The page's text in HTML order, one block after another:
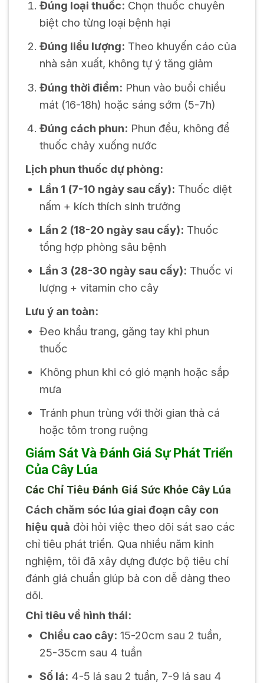
Đúng loại thuốc: Chọn thuốc chuyên
biệt cho từng loại bệnh hại
Đúng liều lượng: Theo khuyến cáo của
nhà sản xuất, không tự ý tăng giảm
Đúng thời điểm: Phun vào buổi chiều
mát (16-18h) hoặc sáng sớm (5-7h)
Đúng cách phun: Phun đều, không để
thuốc chảy xuống nước
Lịch phun thuốc dự phòng:
Lần 1 (7-10 ngày sau cấy): Thuốc diệt
nấm + kích thích sinh trưởng
Lần 2 (18-20 ngày sau cấy): Thuốc
tổng hợp phòng sâu bệnh
Lần 3 (28-30 ngày sau cấy): Thuốc vi
lượng + vitamin cho cây
Lưu ý an toàn:
Đeo khẩu trang, găng tay khi phun
thuốc
Không phun khi có gió mạnh hoặc sắp
mưa
Tránh phun trùng với thời gian thả cá
hoặc tôm trong ruộng
Giám Sát Và Đánh Giá Sự Phát Triển
Của Cây Lúa
Các Chỉ Tiêu Đánh Giá Sức Khỏe Cây Lúa
Cách chăm sóc lúa giai đoạn cây con
hiệu quả đòi hỏi việc theo dõi sát sao các
chỉ tiêu phát triển. Qua nhiều năm kinh
nghiệm, tôi đã xây dựng được bộ tiêu chí
đánh giá chuẩn giúp bà con dễ dàng theo
dõi.
Chỉ tiêu về hình thái:
Chiều cao cây: 15-20cm sau 2 tuần,
25-35cm sau 4 tuần
Số lá: 4-5 lá sau 2 tuần, 7-9 lá sau 4